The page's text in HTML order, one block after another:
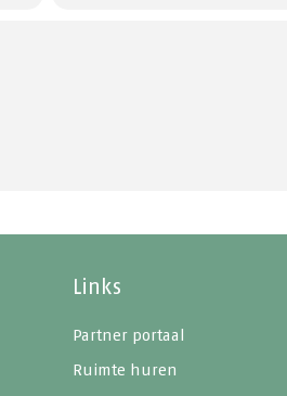
Links
Partner portaal
Ruimte huren